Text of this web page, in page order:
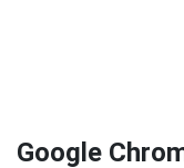
Google